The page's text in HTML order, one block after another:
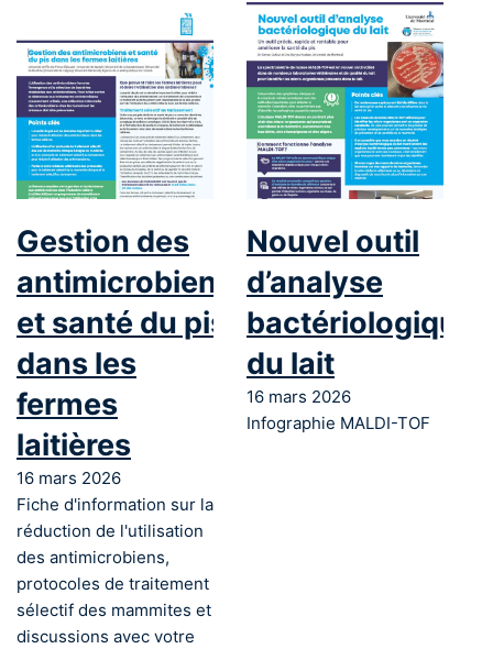
Gestion des
antimicrobiens
et santé du pis
dans les
fermes
laitières
16 mars 2026
Fiche d'information sur la
réduction de l'utilisation
des antimicrobiens,
protocoles de traitement
sélectif des mammites et
discussions avec votre
Nouvel outil
d’analyse
bactériologique
du lait
16 mars 2026
Infographie MALDI-TOF